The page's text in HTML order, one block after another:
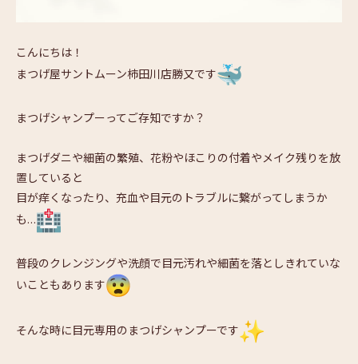
こんにちは！
まつげ屋サントムーン柿田川店勝又です
まつげシャンプーってご存知ですか？
まつげダニや細菌の繁殖、 花粉やほこりの付着やメイク残りを放
置していると
目が痒くなったり、充血や目元のトラブルに繋がってしまうか
も…
普段のクレンジングや洗顔で目元汚れや細菌を落としきれていな
いこともあります
そんな時に目元専用のまつげシャンプーです